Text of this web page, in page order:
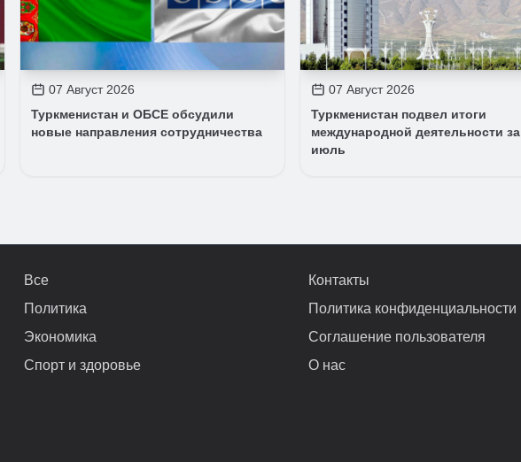
07 Август 2026
Туркменистан и ОБСЕ обсудили
новые направления сотрудничества
07 Август 2026
Туркменистан подвел итоги
международной деятельности за
июль
Все
Политика
Экономика
Спорт и здоровье
Контакты
Политика конфиденциальности
Соглашение пользователя
О нас